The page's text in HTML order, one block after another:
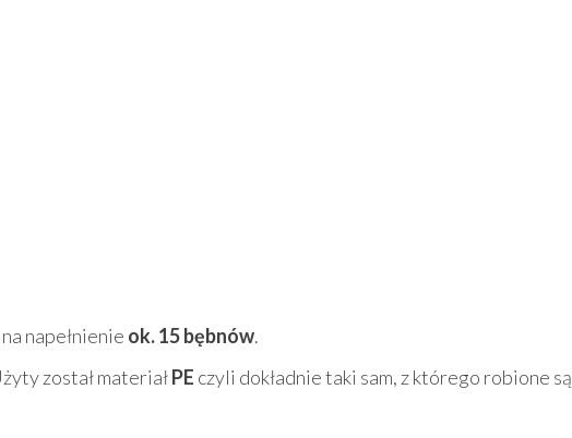
napełnienie ok. 15 bębnów.
został materiałPE czyli dokładnie taki sam, z którego robione są